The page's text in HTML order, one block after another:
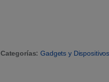
Categorías:Gadgets y Dispositivos